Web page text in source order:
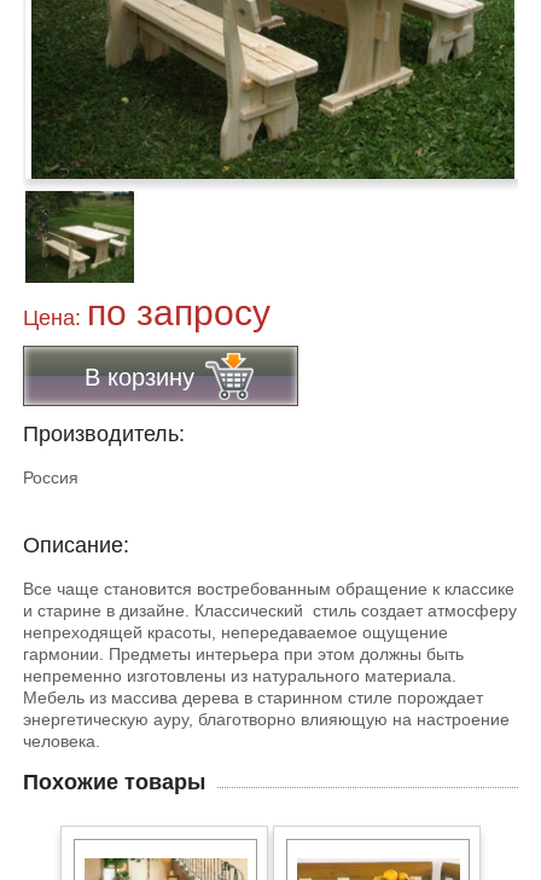
Цена: по запросу
В корзину
Производитель:
Россия
Описание:
Все чаще становится востребованным обращение к классике
и старине в дизайне. Классический стиль создает атмосферу
непреходящей красоты, непередаваемое ощущение
гармонии. Предметы интерьера при этом должны быть
непременно изготовлены из натурального материала.
Мебель из массива дерева в старинном стиле порождает
энергетическую ауру, благотворно влияющую на настроение
человека.
Похожие товары